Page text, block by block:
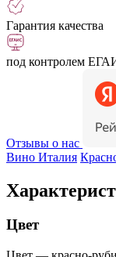
Гарантия качества
под контролем
Отзывы о нас
Вино Италия
Цвет